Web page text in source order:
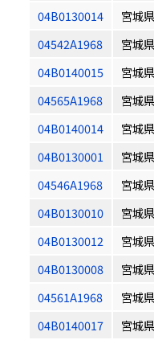
04B0130014
宮城
04542A1968
宮城
04B0140015
宮城
04565A1968
宮城
04B0140014
宮城
04B0130001
宮城
04546A1968
宮城
04B0130010
宮城
04B0130012
宮城
04B0130008
宮城
04561A1968
宮城
04B0140017
宮城